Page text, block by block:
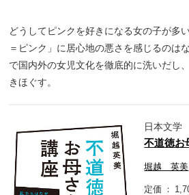
どうしてピンクを好きになる女の子が
＝ピンク」に居心地の悪さを感じるのは
で国内外の女児文化を徹底的に洗いだし
きほぐす。
日本文学
不道徳お
堀越 英美
定価